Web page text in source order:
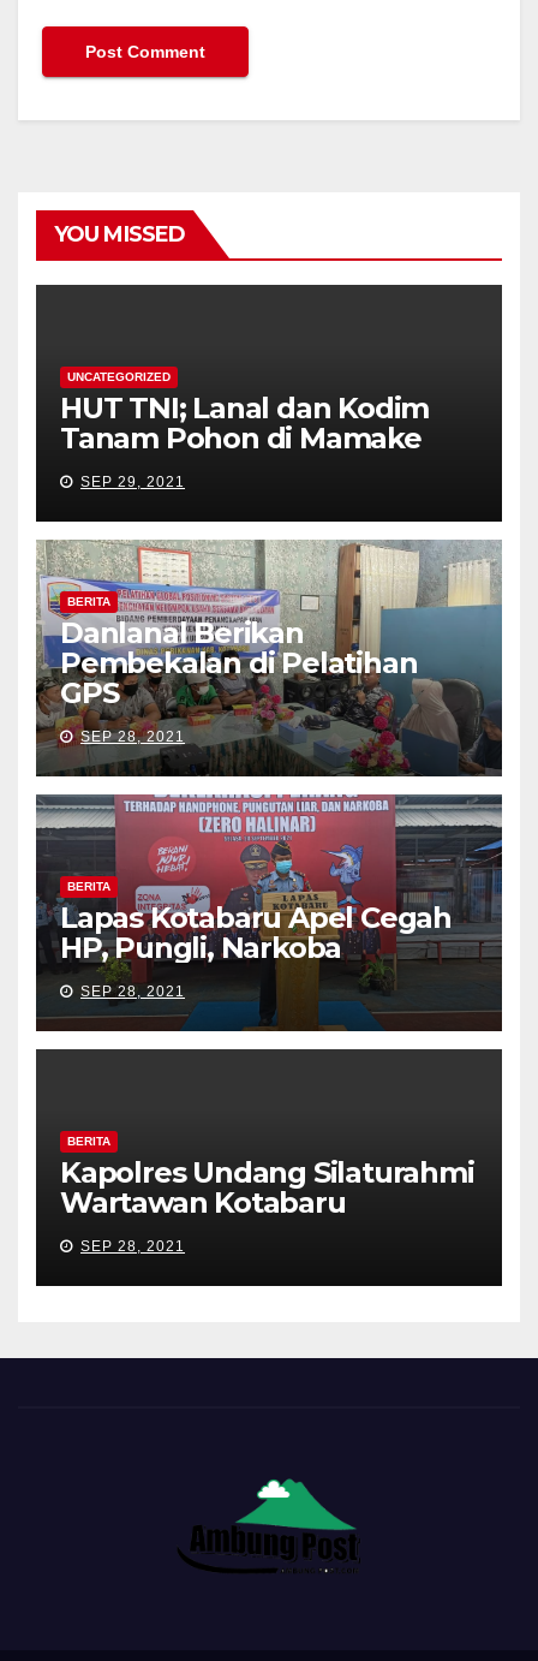
YOU MISSED
UNCATEGORIZED
HUT TNI; Lanal dan Kodim
Tanam Pohon di Mamake
SEP 29, 2021
BERITA
Danlanal Berikan
Pembekalan di Pelatihan
GPS
SEP 28, 2021
BERITA
Lapas Kotabaru Apel Cegah
HP, Pungli, Narkoba
SEP 28, 2021
BERITA
Kapolres Undang Silaturahmi
Wartawan Kotabaru
SEP 28, 2021